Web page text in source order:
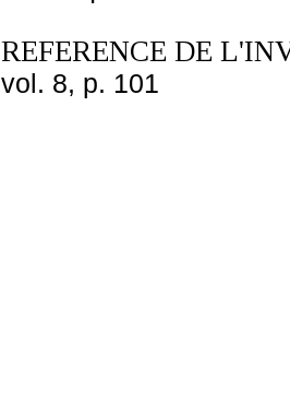
REFERENCE DE
vol. 8, p. 101